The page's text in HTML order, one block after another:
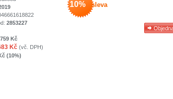
10% sleva
2853227
759 Kč
Kč (vč. DPH)
(10%)